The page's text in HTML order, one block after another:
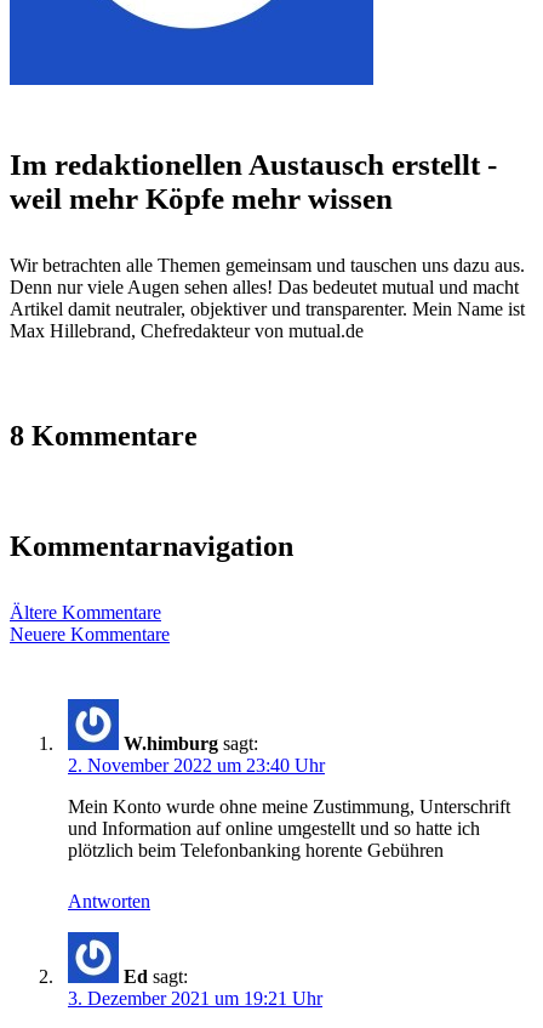
Im redaktionellen Austausch erstellt -
weil mehr Köpfe mehr wissen
Wir betrachten alle Themen gemeinsam und tauschen uns dazu aus.
Denn nur viele Augen sehen alles! Das bedeutet mutual und macht
Artikel damit neutraler, objektiver und transparenter. Mein Name ist
Max Hillebrand, Chefredakteur von mutual.de
8 Kommentare
Kommentarnavigation
Ältere Kommentare
Neuere Kommentare
W.himburg sagt:
2. November 2022 um 23:40 Uhr
Mein Konto wurde ohne meine Zustimmung, Unterschrift
und Information auf online umgestellt und so hatte ich
plötzlich beim Telefonbanking horente Gebühren
Antworten
Ed sagt:
3. Dezember 2021 um 19:21 Uhr